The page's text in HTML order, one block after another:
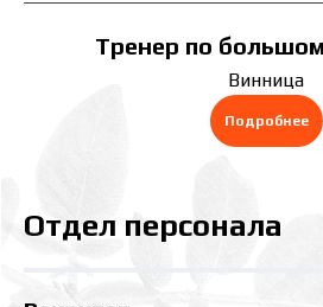
Тренер по
Винница
Подробнее
Отдел персонала